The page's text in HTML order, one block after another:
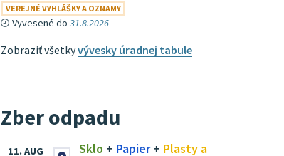
VEREJNÉ VYHLÁŠKY A OZNAMY
Vyvesené do 31.8.2026
Zobraziť všetkyvývesky úradnej tabule
Zber odpadu
Sklo + Papier+ Plasty a
11. AUG